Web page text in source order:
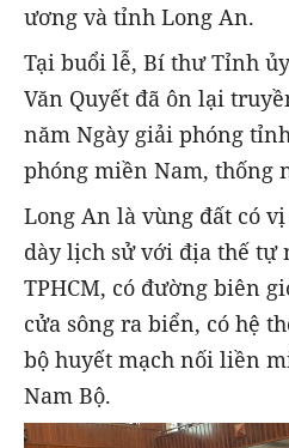
ương và tỉnh Long An.
Tại buổi lễ, Bí thư Tỉnh
Văn Quyết đã ôn lại
năm Ngày giải phóng
phóng miền Nam, thống
Long An là vùng đất có
dày lịch sử với địa thế tự
TPHCM, có đường biên
cửa sông ra biển, có hệ
bộ huyết mạch nối liền
Nam Bộ.